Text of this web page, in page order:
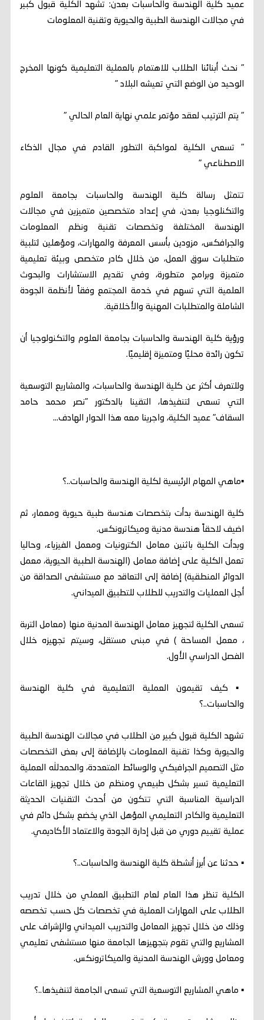
عميد كلية الهندسة والحاسبات بعدن: تشهد الكلية قبول كبير
في مجالات الهندسة الطبية والحيوية وتقنية المعلومات
" نحث أبنائنا الطلاب للاهتمام بالعملية التعليمية كونها المخرج
الوحيد من الوضع التي تعيشه البلاد "
" يتم الترتيب لعقد مؤتمر علمي نهاية العام الحالي "
" تسعى الكلية لمواكبة التطور القادم في مجال الذكاء
الاصطناعي "
تتمثل رسالة كلية الهندسة والحاسبات بجامعة العلوم
والتكنلوجيا بعدن، في إعداد متخصصين متميزين في مجالات
الهندسة المختلفة وتخصصات تقنية ونظم المعلومات
والجرافكس، مزودين بأسس المعرفة والمهارات، ومؤهلين لتلبية
متطلبات سوق العمل، من خلال كادر متخصص وبيئة تعليمية
متميزة وبرامج متطورة، وفي تقديم الاستشارات والبحوث
العلمية التي تسهم في خدمة المجتمع وفقاً لأنظمة الجودة
الشاملة والمتطلبات المهنية والأخلاقية.
ورؤية كلية الهندسة والحاسبات بجامعة العلوم والتكنولوجيا أن
تكون رائدة محليًا ومتميزة إقليميًا.
وللتعرف أكثر عن كلية الهندسة والحاسبات، والمشاريع التوسعية
التي تسعى لتنفيذها، التقينا بالدكتور "نصر محمد حامد
السقاف" عميد الكلية، واجرينا معه هذا الحوار الهادف...
▪︎ماهي المهام الرئيسية لكلية الهندسة والحاسبات..؟
كلية الهندسة بدأت بتخصصات هندسة طبية حيوية ومعمار، ثم
اضيف لاحقاً هندسة مدنية وميكاترونكس.
وبدأت الكلية باثنين معامل الكترونيات ومعمل الفيزياء، وحاليا
تعمل الكلية على إضافة معامل (الهندسة الطبية الحيوية، معمل
الدوائر المنطقية) إضافة إلى التعاقد مع مستشفى الصداقة من
أجل العمليات والتدريب للطلاب للتطبيق الميداني.
تسعى الكلية لتجهيز معامل الهندسة المدنية منها (معامل التربة
، معمل المساحة ) في مبنى مستقل، وسيتم تجهيزه خلال
الفصل الدراسي الأول.
▪︎ كيف تقيمون العملية التعليمية في كلية الهندسة
والحاسبات..؟
تشهد الكلية قبول كبير من الطلاب في مجالات الهندسة الطبية
والحيوية وكذا تقنية المعلومات بالإضافة إلى بعض التخصصات
مثل التصميم الجرافيكي والوسائط المتعددة، والحمدلله العملية
التعليمية تسير بشكل طبيعي ومنظم من خلال تجهيز القاعات
الدراسية المناسبة التي تتكون من أحدث التقنيات الحديثة
التعليمية والكادر التعليمي المؤهل الذي يخضع بشكل دائم في
عملية تقييم دوري من قبل إدارة الجودة والاعتماد الأكاديمي.
▪︎ حدثنا عن أبرز أنشطة كلية الهندسة والحاسبات..؟
الكلية تنظر هذا العام لعام التطبيق العملي من خلال تدريب
الطلاب على المهارات العملية في تخصصات كل حسب تخصصه
وذلك من خلال تجهيز المعامل والتدريب الميداني والإشراف على
المشاريع والتي تقوم بتجهيزها الجامعة منها مستشفى تعليمي
ومعامل وورش الهندسة المدنية والميكاترونكس.
▪︎ ماهي المشاريع التوسعية التي تسعى الجامعة لتنفيذها..؟